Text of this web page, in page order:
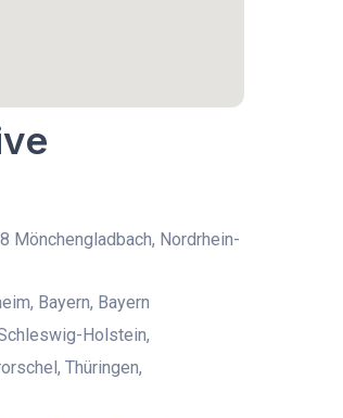
Mönchengladbach, Nordrhein-
Bayern, Bayern
Holstein,
Thüringen,